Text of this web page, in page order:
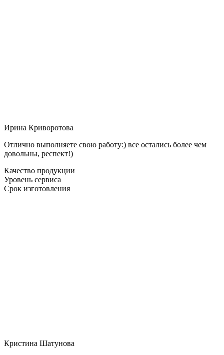
Ирина Криворотова
Отлично выполняете свою работу:) все остались более чем
довольны, респект!)
Качество продукции
Уровень сервиса
Срок изготовления
Кристина Шатунова